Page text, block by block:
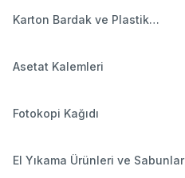
Karton Bardak ve Plastik
Asetat Kalemleri
Fotokopi Kağıdı
El Yıkama Ürünleri ve Sabunlar